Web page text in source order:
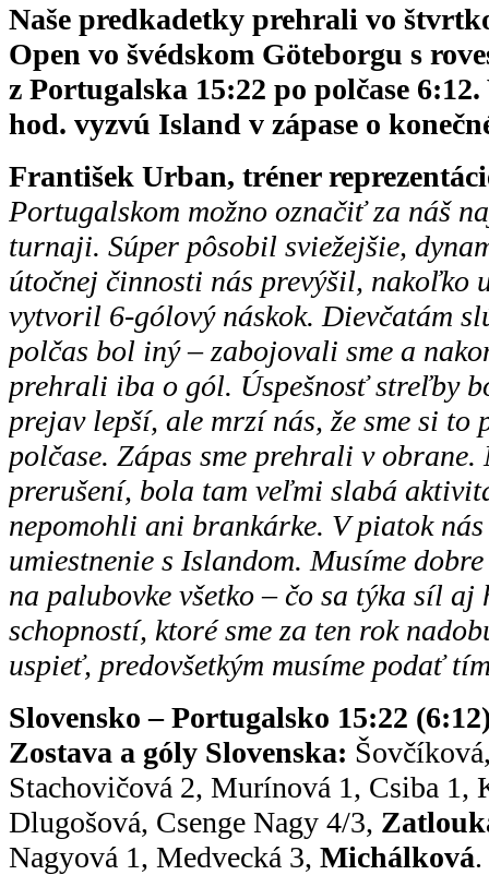
Naše predkadetky prehrali vo
Open vo švédskom Göteborgu s
z Portugalska 15:22 po polčase
hod. vyzvú Island v zápase o
František Urban, tréner
Portugalskom možno označiť za náš
turnaji. Súper pôsobil sviežejšie,
útočnej činnosti nás prevýšil, nakoľko
vytvoril 6-gólový náskok. Dievčatám
polčas bol iný – zabojovali sme a
prehrali iba o gól. Úspešnosť streľby
prejav lepší, ale mrzí nás, že sme si to
polčase. Zápas sme prehrali v
prerušení, bola tam veľmi slabá
nepomohli ani brankárke. V piatok nás
umiestnenie s Islandom. Musíme
na palubovke všetko – čo sa týka síl aj
schopností, ktoré sme za ten rok
uspieť, predovšetkým musíme podať
Slovensko – Portugalsko 15:22
Zostava a góly Slovenska:
Stachovičová 2, Murínová 1, Csiba 1,
Dlugošová, Csenge Nagy 4/3,
Nagyová 1, Medvecká 3, Michálková.